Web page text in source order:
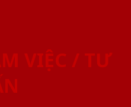
VIỆC / TƯ